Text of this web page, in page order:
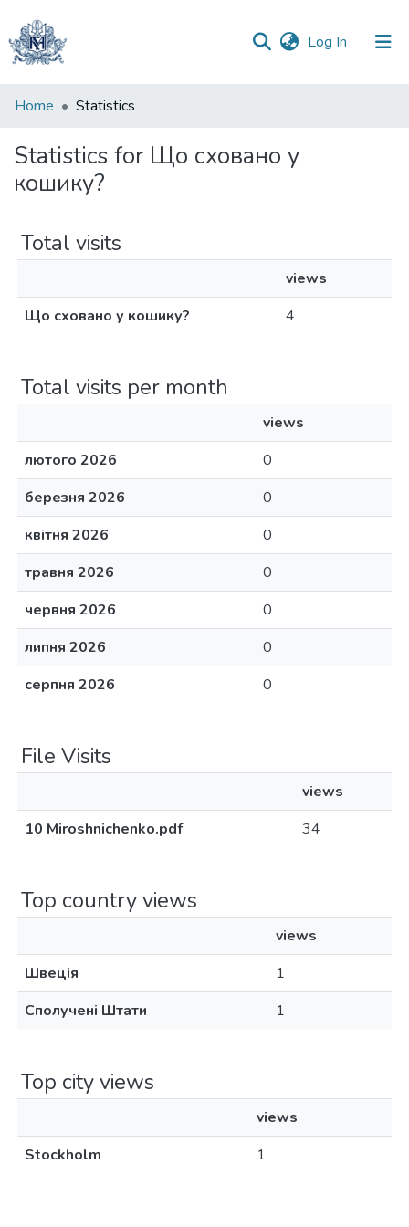
Log In (current)
Communities
Collections
All of DSpace
Home Statistics
Statistics for Що сховано у
кошику?
Total visits
views
Що сховано у кошику?
4
Total visits per month
views
лютого 2026
0
березня 2026
0
квітня 2026
0
травня 2026
0
червня 2026
0
липня 2026
0
серпня 2026
0
File Visits
views
10 Miroshnichenko.pdf
34
Top country views
views
Швеція
1
Сполучені Штати
1
Top city views
views
Stockholm
1